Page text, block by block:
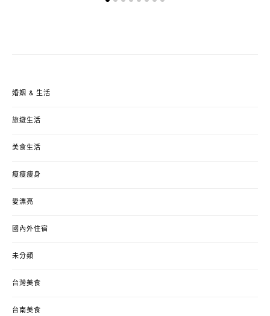
婚姻 & 生活
旅遊生活
美食生活
瘦瘦瘦身
愛漂亮
國內外住宿
未分類
台灣美食
台南美食